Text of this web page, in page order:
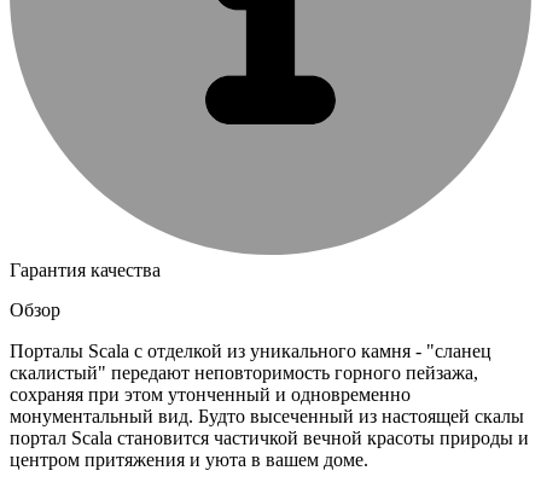
Гарантия качества
Обзор
Порталы Scala с отделкой из уникального камня - "сланец
скалистый" передают неповторимость горного пейзажа,
сохраняя при этом утонченный и одновременно
монументальный вид. Будто высеченный из настоящей скалы
портал Scala становится частичкой вечной красоты природы и
центром притяжения и уюта в вашем доме.